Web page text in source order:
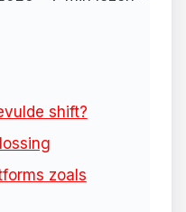
shift?
zoals